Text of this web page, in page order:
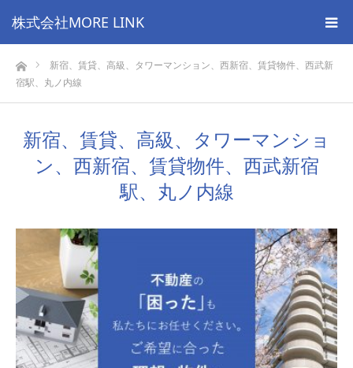
株式会社MORE LINK
ホーム新宿、賃貸、高級、タワーマンション、西新宿、賃貸物件、西武新
宿駅、丸ノ内線
新宿、賃貸、高級、タワーマンショ
ン、西新宿、賃貸物件、西武新宿
駅、丸ノ内線